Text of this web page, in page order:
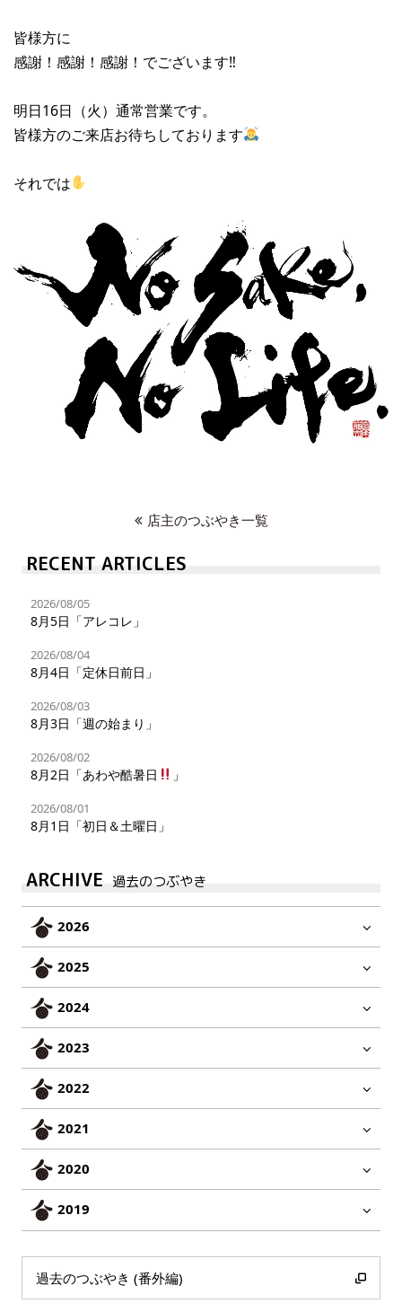
皆様方に
感謝！感謝！感謝！でございます‼︎
明日16日（火）通常営業です。
皆様方のご来店お待ちしております
それでは
店主のつぶやき一覧
RECENT ARTICLES
2026/08/05
8月5日「アレコレ」
2026/08/04
8月4日「定休日前日」
2026/08/03
8月3日「週の始まり」
2026/08/02
8月2日「あわや酷暑日 」
2026/08/01
8月1日「初日＆土曜日」
ARCHIVE 過去のつぶやき
2026
2025
2024
2023
2022
2021
2020
2019
過去のつぶやき (番外編)